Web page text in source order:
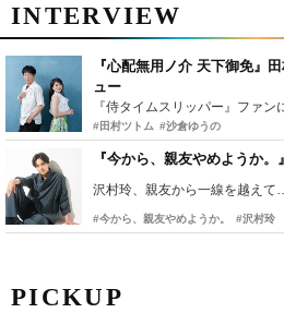
PICKUP
INTERVIEW
『心配無用ノ介 天下御免』
ュー
#田村ツトム #沙倉ゆうの
『今から、親友やめようか
沢村玲、親友から一線を越え
#今から、親友やめようか。 #沢村玲